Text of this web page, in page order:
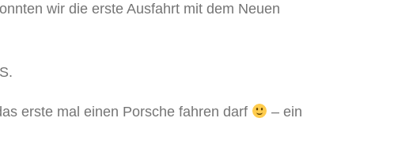
wir die erste Ausfahrt mit dem Neuen
erste mal einen Porsche fahren darf
– ein